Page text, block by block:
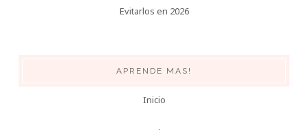
Evitarlos en 2026
APRENDE MAS!
Inicio